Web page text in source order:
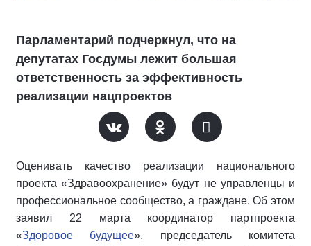
Парламентарий подчеркнул, что на
депутатах Госдумы лежит большая
ответственность за эффективность
реализации нацпроектов
Оценивать качество реализации национального
проекта «Здравоохранение» будут не управленцы и
профессиональное сообщество, а граждане. Об этом
заявил 22 марта координатор партпроекта
«Здоровое будущее», председатель комитета